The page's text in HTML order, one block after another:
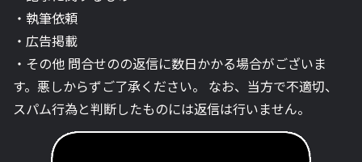
・執筆依頼
・広告掲載
・その他 問合せのの返信に数日かかる場合がございま
す。悪しからずご了承ください。 なお、当方で不適切、
スパム行為と判断したものには返信は行いません。